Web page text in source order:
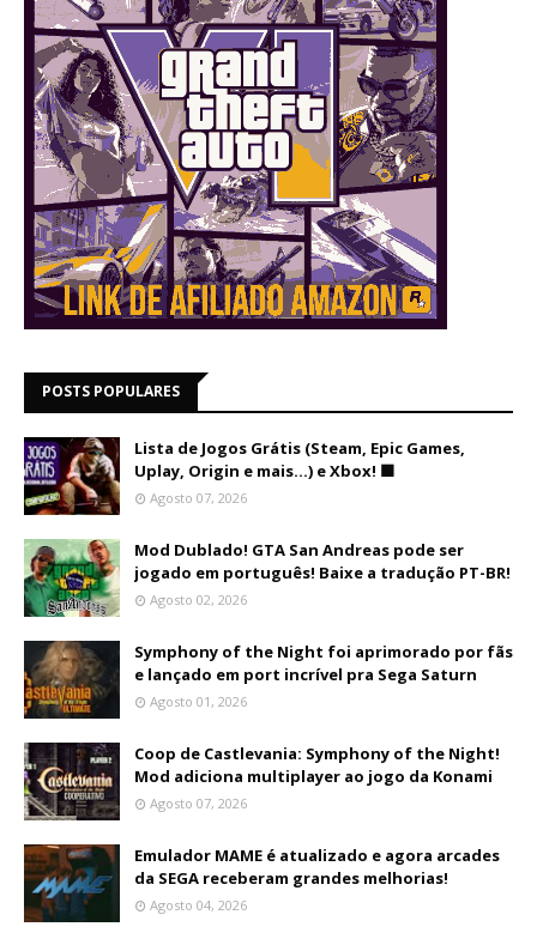
POSTS POPULARES
Lista de Jogos Grátis (Steam, Epic Games,
Uplay, Origin e mais...) e Xbox! 🟩
Agosto 07, 2026
Mod Dublado! GTA San Andreas pode ser
jogado em português! Baixe a tradução PT-BR!
Agosto 02, 2026
Symphony of the Night foi aprimorado por fãs
e lançado em port incrível pra Sega Saturn
Agosto 01, 2026
Coop de Castlevania: Symphony of the Night!
Mod adiciona multiplayer ao jogo da Konami
Agosto 07, 2026
Emulador MAME é atualizado e agora arcades
da SEGA receberam grandes melhorias!
Agosto 04, 2026